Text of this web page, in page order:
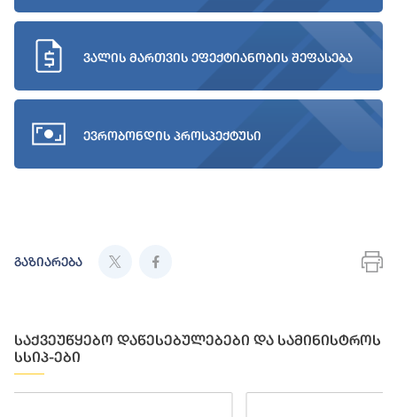
ვალის მართვის ეფექტიანობის შეფასება
ევრობონდის პროსპექტუსი
გაზიარება
საქვეუწყებო დაწესებულებები და სამინისტროს
სსიპ-ები